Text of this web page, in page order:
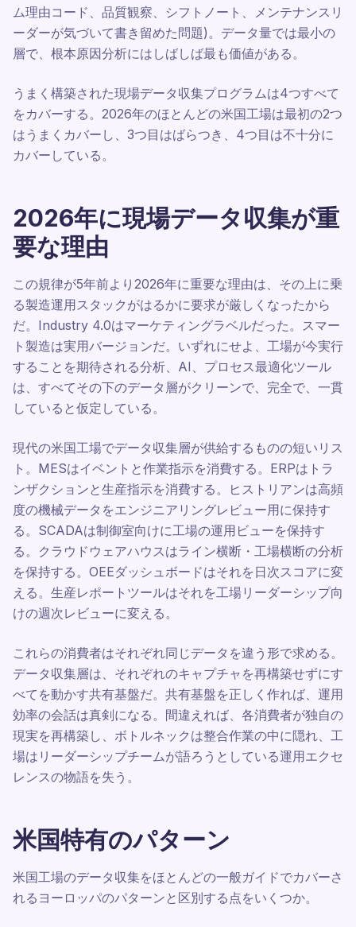
ム理由コード、品質観察、シフトノート、メンテナンスリ
ーダーが気づいて書き留めた問題)。データ量では最小の
層で、根本原因分析にはしばしば最も価値がある。
うまく構築された現場データ収集プログラムは4つすべて
をカバーする。2026年のほとんどの米国工場は最初の2つ
はうまくカバーし、3つ目はばらつき、4つ目は不十分に
カバーしている。
2026年に現場データ収集が重
要な理由
この規律が5年前より2026年に重要な理由は、その上に乗
る製造運用スタックがはるかに要求が厳しくなったから
だ。Industry 4.0はマーケティングラベルだった。スマー
ト製造は実用バージョンだ。いずれにせよ、工場が今実行
することを期待される分析、AI、プロセス最適化ツール
は、すべてその下のデータ層がクリーンで、完全で、一貫
していると仮定している。
現代の米国工場でデータ収集層が供給するものの短いリス
ト。MESはイベントと作業指示を消費する。ERPはトラ
ンザクションと生産指示を消費する。ヒストリアンは高頻
度の機械データをエンジニアリングレビュー用に保持す
る。SCADAは制御室向けに工場の運用ビューを保持す
る。クラウドウェアハウスはライン横断・工場横断の分析
を保持する。OEEダッシュボードはそれを日次スコアに変
える。生産レポートツールはそれを工場リーダーシップ向
けの週次レビューに変える。
これらの消費者はそれぞれ同じデータを違う形で求める。
データ収集層は、それぞれのキャプチャを再構築せずにす
べてを動かす共有基盤だ。共有基盤を正しく作れば、運用
効率の会話は真剣になる。間違えれば、各消費者が独自の
現実を再構築し、ボトルネックは整合作業の中に隠れ、工
場はリーダーシップチームが語ろうとしている運用エクセ
レンスの物語を失う。
米国特有のパターン
米国工場のデータ収集をほとんどの一般ガイドでカバーさ
れるヨーロッパのパターンと区別する点をいくつか。